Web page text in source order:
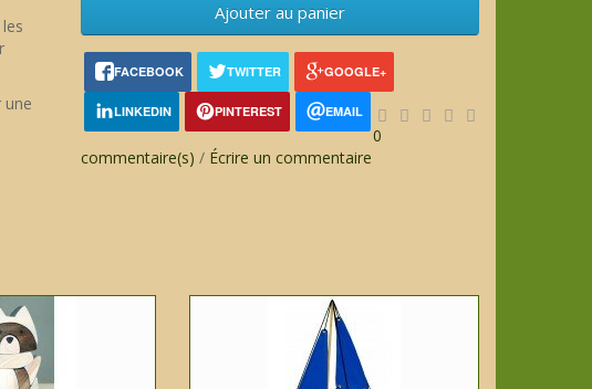
une
Ajouter au panier
FACEBOOK TWITTER GOOGLE+
LINKEDIN PINTEREST EMAIL
0
commentaire(s) / Écrire un commentaire